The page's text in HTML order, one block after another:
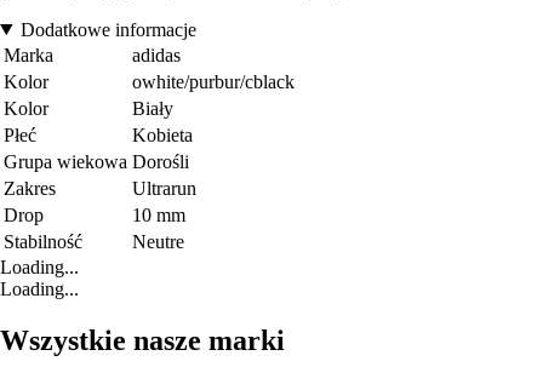
Dodatkowe informacje
Marka
adidas
Kolor
owhite/purbur/cblack
Kolor
Biały
Płeć
Kobieta
Grupa wiekowa Dorośli
Zakres
Ultrarun
Drop
10 mm
Stabilność
Neutre
Loading...
Loading...
Wszystkie nasze marki